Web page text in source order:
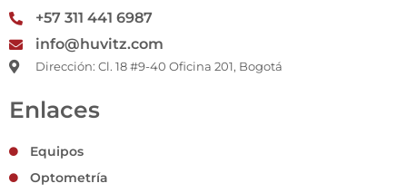
m
k p
+57 311 441 6987
info@huvitz.com
Dirección: Cl. 18 #9-40 Oficina 201, Bogotá
Enlaces
Equipos
Optometría